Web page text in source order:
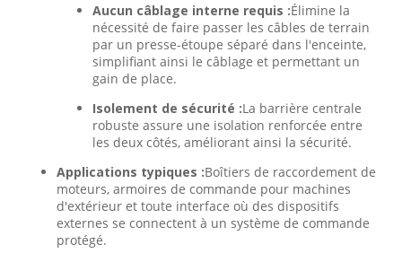
Aucun câblage interne requis :Élimine la
nécessité de faire passer les câbles de terrain
par un presse-étoupe séparé dans l'enceinte,
simplifiant ainsi le câblage et permettant un
gain de place.
Isolement de sécurité :La barrière centrale
robuste assure une isolation renforcée entre
les deux côtés, améliorant ainsi la sécurité.
Applications typiques :Boîtiers de raccordement de
moteurs, armoires de commande pour machines
d'extérieur et toute interface où des dispositifs
externes se connectent à un système de commande
protégé.